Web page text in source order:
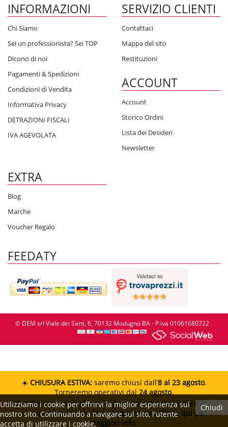
INFORMAZIONI
Chi Siamo
Sei un professionista? Sei TOP
Dicono di noi
Pagamenti & Spedizioni
Condizioni di Vendita
Informativa Privacy
DETRAZIONI FISCALI
IVA AGEVOLATA
SERVIZIO CLIENTI
Contattaci
Mappa del sito
Restituzioni
ACCOUNT
Account
Storico Ordini
Lista dei Desideri
Newsletter
EXTRA
Blog
Marche
Voucher Regalo
FEEDATY
© DEM srl Viale dei Sarti, 6, 70132 Modugno BA - P.iva 01061680722
Chiudi
Utilizziamo i cookie per offrirvi la miglior esperienza sul
nostro sito. Continuando a navigare sul sito, l'utente
accetta di utilizzare i cookie.
☀️ CHIUSURA ESTIVA: saremo chiusi dall’8 al 23 agosto.
Torneremo operativi dal24 agosto.
Gli ordini ricevuti durante la chiusura potranno essere evasi
con qualche ritardo. Buone vacanze!👉 Clicca qui per
maggiori info.